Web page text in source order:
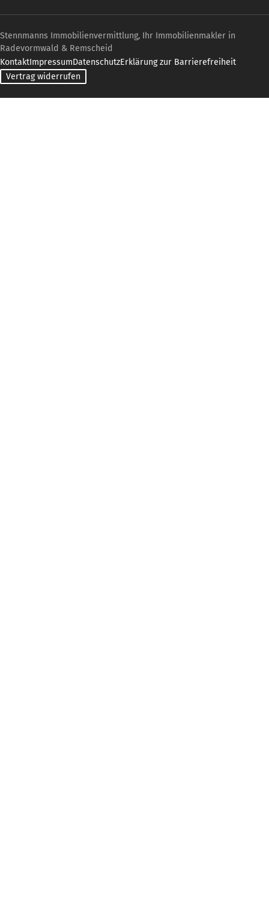
Stennmanns Immobilienvermittlung, Ihr Immobilienmakler in
Radevormwald & Remscheid
KontaktImpressumDatenschutzErklärung zur Barrierefreiheit
Vertrag widerrufen